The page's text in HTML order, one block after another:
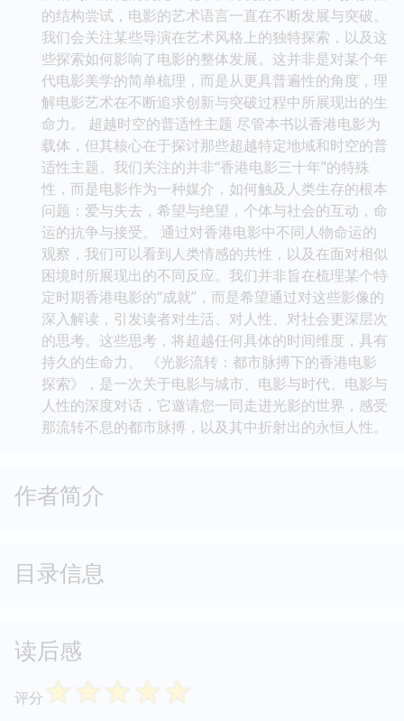
的结构尝试，电影的艺术语言一直在不断发展与突破。
我们会关注某些导演在艺术风格上的独特探索，以及这
些探索如何影响了电影的整体发展。这并非是对某个年
代电影美学的简单梳理，而是从更具普遍性的角度，理
解电影艺术在不断追求创新与突破过程中所展现出的生
命力。 超越时空的普适性主题 尽管本书以香港电影为
载体，但其核心在于探讨那些超越特定地域和时空的普
适性主题。我们关注的并非“香港电影三十年”的特殊
性，而是电影作为一种媒介，如何触及人类生存的根本
问题：爱与失去，希望与绝望，个体与社会的互动，命
运的抗争与接受。 通过对香港电影中不同人物命运的
观察，我们可以看到人类情感的共性，以及在面对相似
困境时所展现出的不同反应。我们并非旨在梳理某个特
定时期香港电影的“成就”，而是希望通过对这些影像的
深入解读，引发读者对生活、对人性、对社会更深层次
的思考。这些思考，将超越任何具体的时间维度，具有
持久的生命力。 《光影流转：都市脉搏下的香港电影
探索》，是一次关于电影与城市、电影与时代、电影与
人性的深度对话，它邀请您一同走进光影的世界，感受
那流转不息的都市脉搏，以及其中折射出的永恒人性。
作者简介
目录信息
读后感
评分 ☆☆☆☆☆